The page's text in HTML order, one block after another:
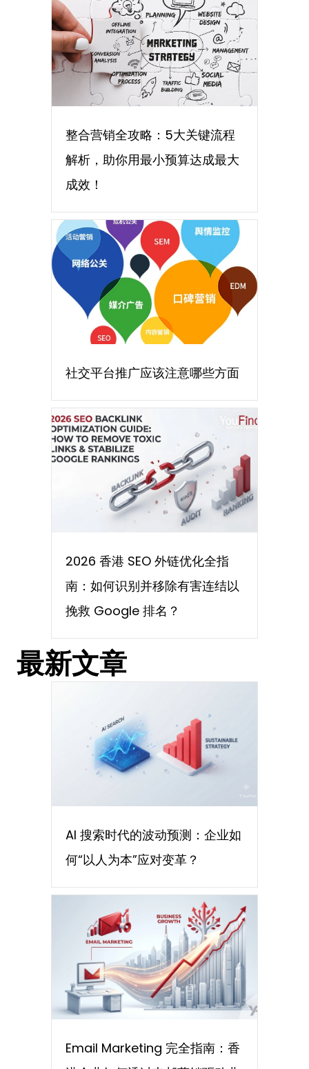
整合营销全攻略：5大关键流程
解析，助你用最小预算达成最大
成效！
社交平台推广应该注意哪些方面
2026 香港 SEO 外链优化全指
南：如何识别并移除有害连结以
挽救 Google 排名？
最新文章
AI 搜索时代的波动预测：企业如
何“以人为本”应对变革？
Email Marketing 完全指南：香